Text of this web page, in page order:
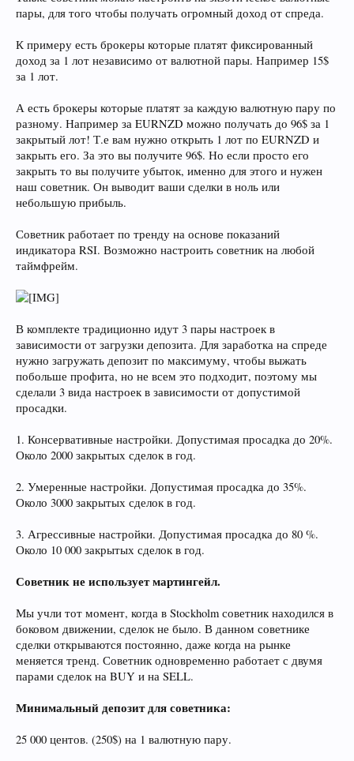
пары, для того чтобы получать огромный доход от спреда.
К примеру есть брокеры которые платят фиксированный
доход за 1 лот независимо от валютной пары. Например 15$
за 1 лот.
А есть брокеры которые платят за каждую валютную пару по
разному. Например за EURNZD можно получать до 96$ за 1
закрытый лот! Т.е вам нужно открыть 1 лот по EURNZD и
закрыть его. За это вы получите 96$. Но если просто его
закрыть то вы получите убыток, именно для этого и нужен
наш советник. Он выводит ваши сделки в ноль или
небольшую прибыль.
Советник работает по тренду на основе показаний
индикатора RSI. Возможно настроить советник на любой
таймфрейм.
В комплекте традиционно идут 3 пары настроек в
зависимости от загрузки депозита. Для заработка на спреде
нужно загружать депозит по максимуму, чтобы выжать
побольше профита, но не всем это подходит, поэтому мы
сделали 3 вида настроек в зависимости от допустимой
просадки.
1. Консервативные настройки. Допустимая просадка до 20%.
Около 2000 закрытых сделок в год.
2. Умеренные настройки. Допустимая просадка до 35%.
Около 3000 закрытых сделок в год.
3. Агрессивные настройки. Допустимая просадка до 80 %.
Около 10 000 закрытых сделок в год.
Советник не использует мартингейл.
Мы учли тот момент, когда в Stockholm советник находился в
боковом движении, сделок не было. В данном советнике
сделки открываются постоянно, даже когда на рынке
меняется тренд. Советник одновременно работает с двумя
парами сделок на BUY и на SELL.
Минимальный депозит для советника:
25 000 центов. (250$) на 1 валютную пару.